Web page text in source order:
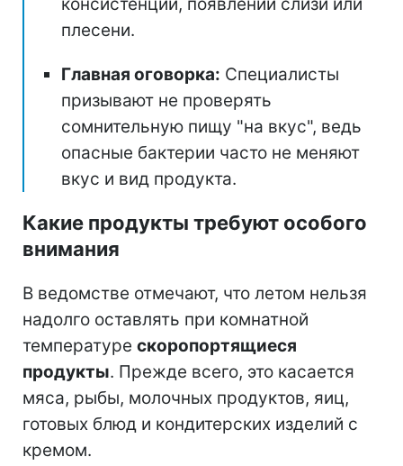
плесени.
Главная оговорка: Специалисты
призывают не проверять
сомнительную пищу "на вкус", ведь
опасные бактерии часто не меняют
вкус и вид продукта.
Какие продукты требуют особого
внимания
В ведомстве отмечают, что летом нельзя
надолго оставлять при комнатной
температуре скоропортящиеся
продукты. Прежде всего, это касается
мяса, рыбы, молочных продуктов, яиц,
готовых блюд и кондитерских изделий с
кремом.